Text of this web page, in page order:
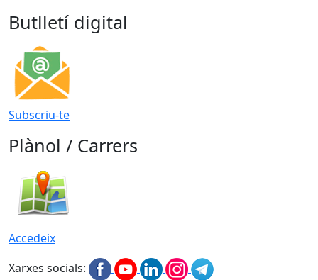
Butlletí digital
Subscriu-te
Plànol / Carrers
Accedeix
Xarxes socials: